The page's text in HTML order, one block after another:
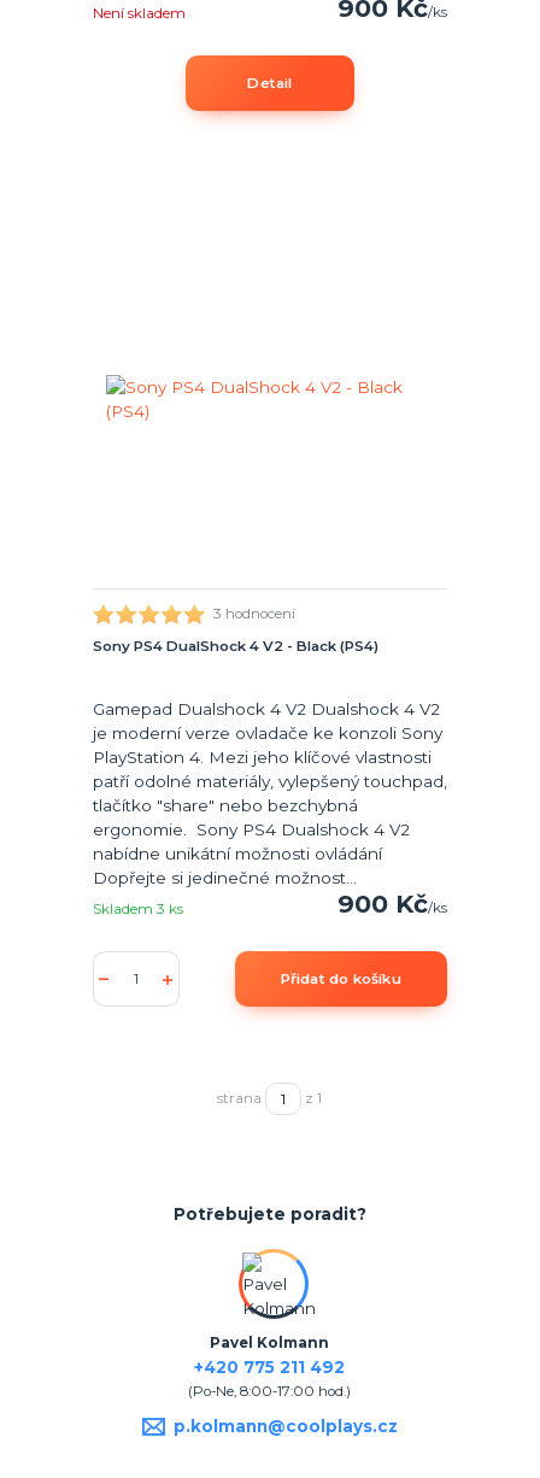
900 Kč/ks
Není skladem
Detail
3 hodnocení
Sony PS4 DualShock 4 V2 - Black (PS4)
Gamepad Dualshock 4 V2 Dualshock 4 V2
je moderní verze ovladače ke konzoli Sony
PlayStation 4. Mezi jeho klíčové vlastnosti
patří odolné materiály, vylepšený touchpad,
tlačítko "share" nebo bezchybná
ergonomie. Sony PS4 Dualshock 4 V2
nabídne unikátní možnosti ovládání
Dopřejte si jedinečné možnost...
900 Kč/ks
Skladem 3 ks
Přidat do košíku
strana z 1
Potřebujete poradit?
Pavel Kolmann
+420 775 211 492
(Po-Ne, 8:00-17:00 hod.)
p.kolmann@coolplays.cz